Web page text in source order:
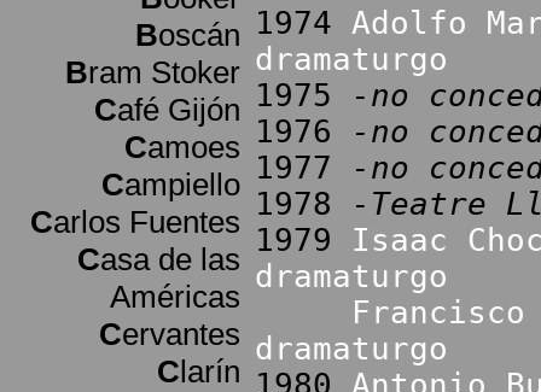
Boscán
Bram Stoker
Café Gijón
Camoes
Campiello
Carlos Fuentes
Casa de las
Américas
Cervantes
Clarín
1974 Adolfo
dramaturgo
1975
-no
1976
-no
1977
-no
1978
-Teatre
1979 Isaac
dramaturgo
Francisco
dramaturgo
1980 Antonio